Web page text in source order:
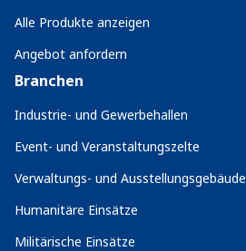
Alle Produkte anzeigen
Angebot anfordern
Branchen
Industrie- und Gewerbehallen
Event- und Veranstaltungszelte
Verwaltungs- und Ausstellungsgebäude
Humanitäre Einsätze
Militärische Einsätze